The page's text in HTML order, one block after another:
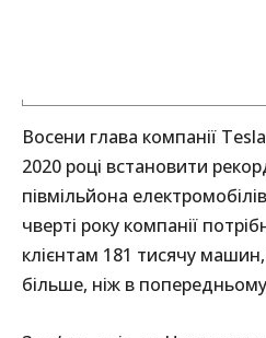
Восени глава компанії
2020 році встановити
півмільйона
чверті року компанії
клієнтам 181 тисячу
більше, ніж в попередньому